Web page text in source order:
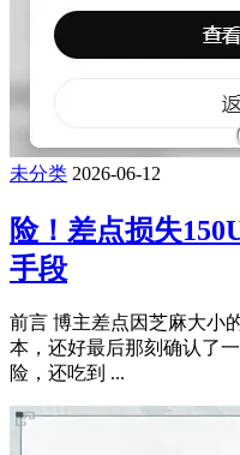
未分类 2026-06-12
险！差点损失
手段
前言 博主差点因芝麻大小
本，还好最后那刻确认了
险，还吃到 ...